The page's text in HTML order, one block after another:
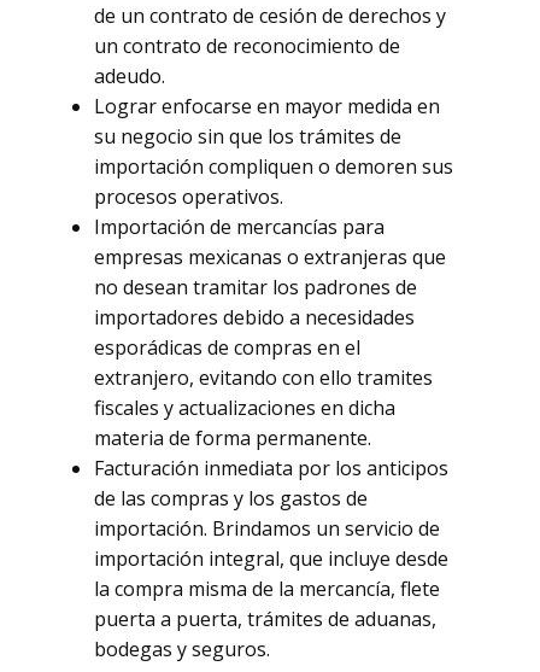
de un contrato de cesión de derechos y
un contrato de reconocimiento de
adeudo.
Lograr enfocarse en mayor medida en
su negocio sin que los trámites de
importación compliquen o demoren sus
procesos operativos.
Importación de mercancías para
empresas mexicanas o extranjeras que
no desean tramitar los padrones de
importadores debido a necesidades
esporádicas de compras en el
extranjero, evitando con ello tramites
fiscales y actualizaciones en dicha
materia de forma permanente.
Facturación inmediata por los anticipos
de las compras y los gastos de
importación. Brindamos un servicio de
importación integral, que incluye desde
la compra misma de la mercancía, flete
puerta a puerta, trámites de aduanas,
bodegas y seguros.